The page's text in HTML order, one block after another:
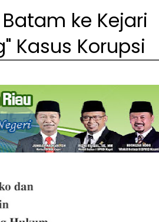
ke Kejari
Kasus Korupsi